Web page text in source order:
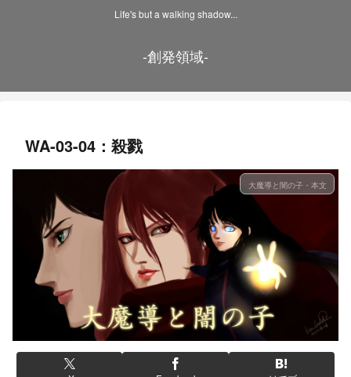
Life's but a walking shadow...
-創発領域-
WA-03-04：殺戮
大魔導と闇の子・本文